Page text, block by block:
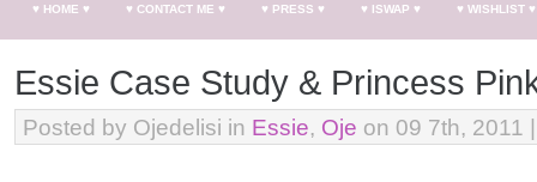
♥ HOME ♥ ♥ CONTACT ME ♥ ♥ PRESS ♥ ♥ ISWAP ♥ ♥ WISHLIST ♥
Essie Case Study & Princess
Posted by Ojedelisi in Essie, Oje on 09 7th, 2011